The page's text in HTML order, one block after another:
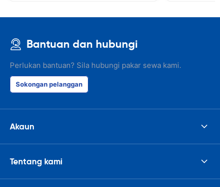
Bantuan dan hubungi
Perlukan bantuan? Sila hubungi pakar sewa kami.
Sokongan pelanggan
Akaun
Tentang kami